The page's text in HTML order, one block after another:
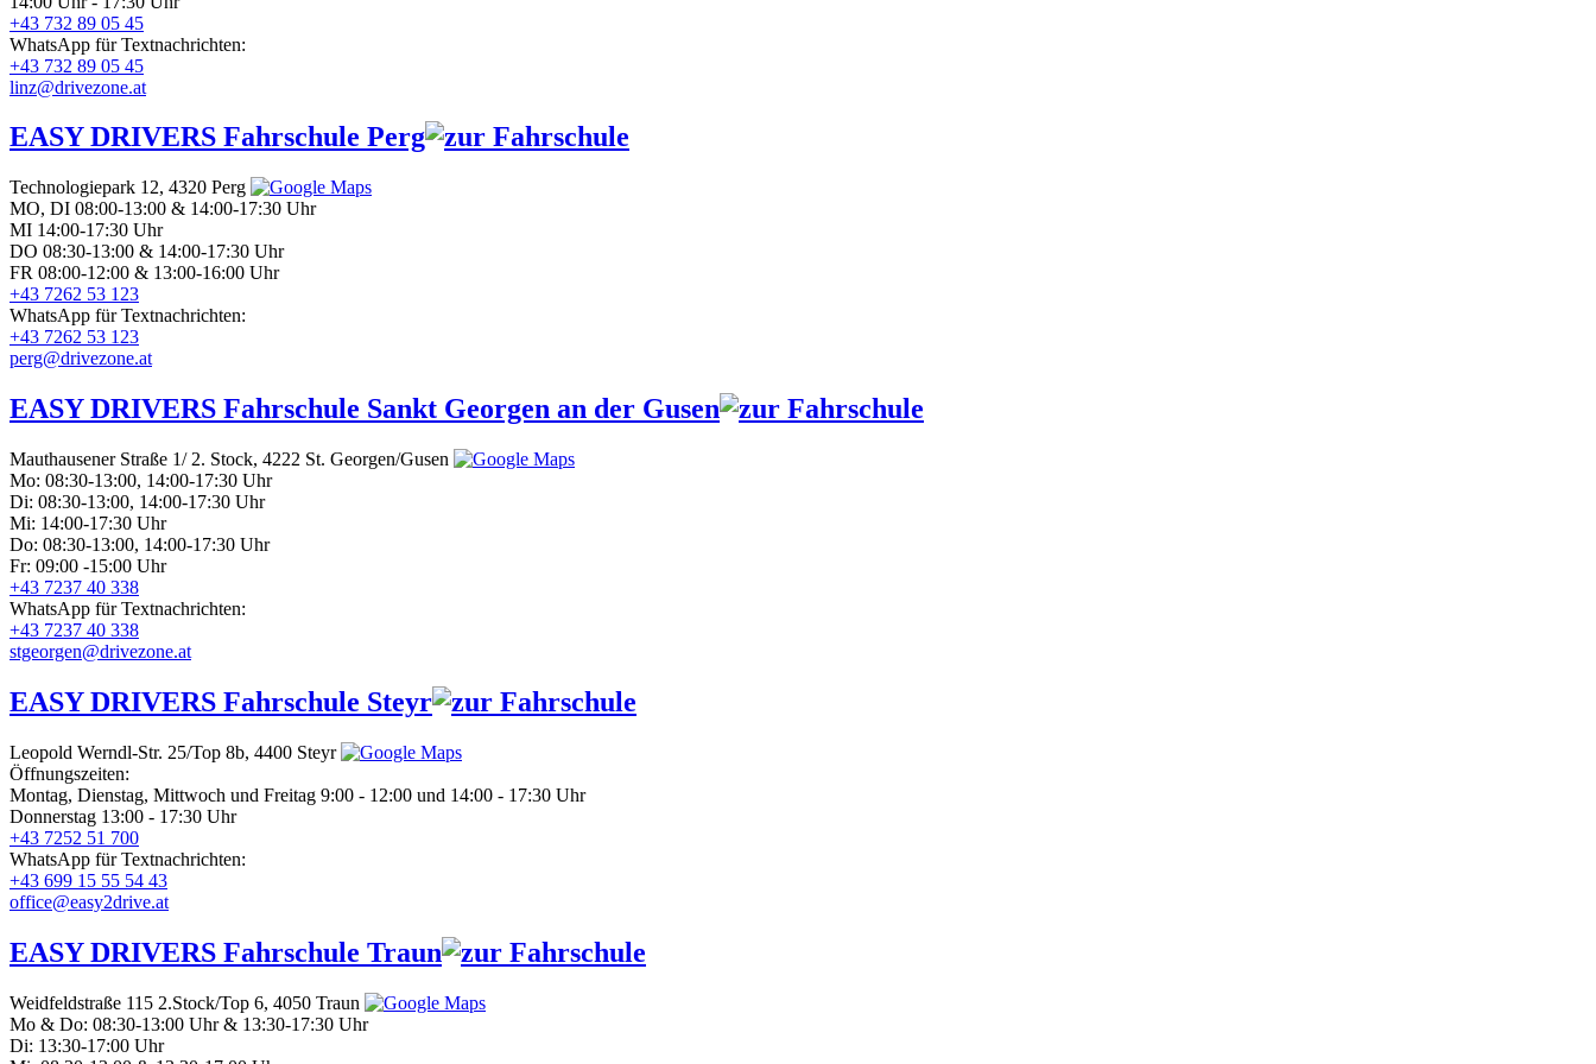
+43 732 89 05 45
WhatsApp für Textnachrichten:
+43 732 89 05 45
linz@drivezone.at
EASY DRIVERS Fahrschule Perg
Technologiepark 12, 4320 Perg
MO, DI 08:00-13:00 & 14:00-17:30 Uhr
MI 14:00-17:30 Uhr
DO 08:30-13:00 & 14:00-17:30 Uhr
FR 08:00-12:00 & 13:00-16:00 Uhr
+43 7262 53 123
WhatsApp für Textnachrichten:
+43 7262 53 123
perg@drivezone.at
EASY DRIVERS Fahrschule Sankt Georgen an der Gusen
Mauthausener Straße 1/ 2. Stock, 4222 St. Georgen/Gusen
Mo: 08:30-13:00, 14:00-17:30 Uhr
Di: 08:30-13:00, 14:00-17:30 Uhr
Mi: 14:00-17:30 Uhr
Do: 08:30-13:00, 14:00-17:30 Uhr
Fr: 09:00 -15:00 Uhr
+43 7237 40 338
WhatsApp für Textnachrichten:
+43 7237 40 338
stgeorgen@drivezone.at
EASY DRIVERS Fahrschule Steyr
Leopold Werndl-Str. 25/Top 8b, 4400 Steyr
Öffnungszeiten:
Montag, Dienstag, Mittwoch und Freitag 9:00 - 12:00 und 14:00 - 17:30 Uhr
Donnerstag 13:00 - 17:30 Uhr
+43 7252 51 700
WhatsApp für Textnachrichten:
+43 699 15 55 54 43
office@easy2drive.at
EASY DRIVERS Fahrschule Traun
Weidfeldstraße 115 2.Stock/Top 6, 4050 Traun
Mo & Do: 08:30-13:00 Uhr & 13:30-17:30 Uhr
Di: 13:30-17:00 Uhr